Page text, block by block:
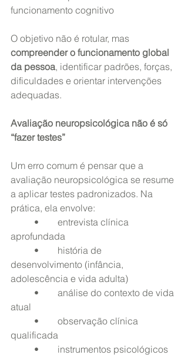
funcionamento cognitivo
O objetivo não é rotular, mas
compreender o funcionamento global
da pessoa, identificar padrões, forças,
dificuldades e orientar intervenções
adequadas.
Avaliação neuropsicológica não é só
“fazer testes”
Um erro comum é pensar que a
avaliação neuropsicológica se resume
a aplicar testes padronizados. Na
prática, ela envolve:
aprofundada
desenvolvimento (infância,
adolescência e vida adulta)
atual
qualificada